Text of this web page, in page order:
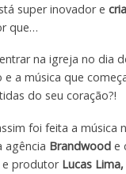
super inovador e
que…
na igreja no dia
e a música que
do seu coração?!
foi feita a música
agência Brandwood e
e produtor Lucas Lima,